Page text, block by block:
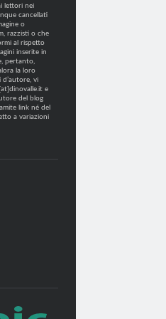
lettori nei
cancellati
o
razzisti o che
al rispetto
inserite in
pertanto,
la loro
vi
e
del blog
link né del
a variazioni